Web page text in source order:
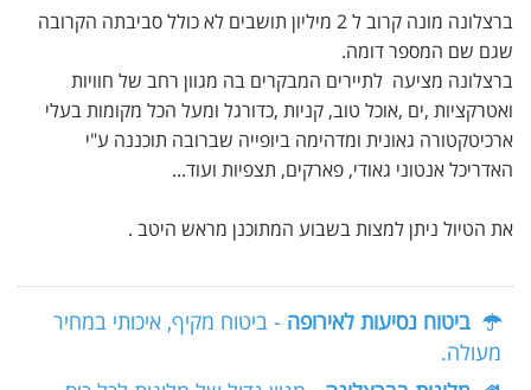
ברצלונה מונה קרוב ל 2 מיליון תושבים לא כולל סביבתה הקרובה
שגם שם המספר דומה.
ברצלונה מציעה לתיירים המבקרים בה מגוון רחב של חוויות
ואטרקציות ,ים ,אוכל טוב, קניות ,כדורגל ומעל הכל מקומות בעלי
ארכיטקטורה גאונית ומדהימה ביופייה שברובה תוכננה ע"י
האדריכל אנטוני גאודי, פארקים, תצפיות ועוד...
את הטיול ניתן למצות בשבוע המתוכנן מראש היטב .
ביטוח נסיעות לאירופה - ביטוח מקיף, איכותי במחיר
מעולה.